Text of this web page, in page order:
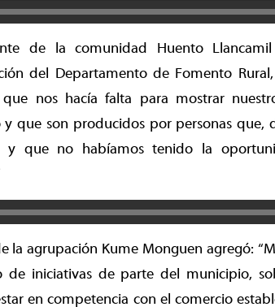
de la comunidad Huento
del Departamento de Fomento
nos hacía falta para mostrar
que son producidos por personas que,
y que no habíamos tenido la
la agrupación Kume Monguen agregó:
de iniciativas de parte del municipio,
en competencia con el comercio